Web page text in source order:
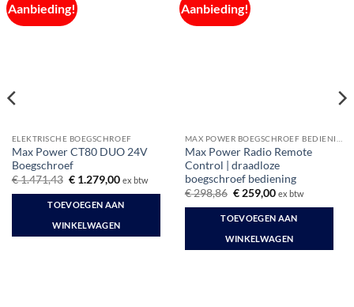
Aanbieding!
ELEKTRISCHE BOEGSCHROEF
Max Power CT80 DUO 24V
Boegschroef
€1.471,43 Oorspronkelijke
was:
€ 1.471,43.
€1.279,00Huidige
is:
€ 1.279,00.
ex btw
TOEVOEGEN AAN
WINKELWAGEN
Aanbieding!
Max Power Radio Remote
Control | draadloze
boegschroef bediening
€298,86 Oorspronkelijke
was:
€ 298,86.
€259,00Huidige
is:
€ 259,00.
ex btw
TOEVOEGEN AAN
WINKELWAGEN